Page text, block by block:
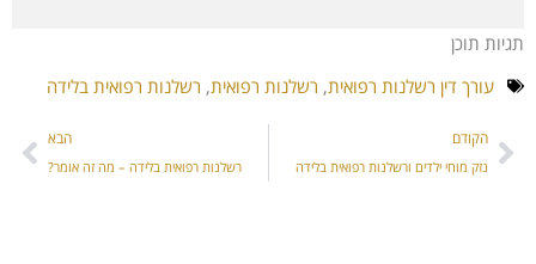
תגיות תוכן
עורך דין רשלנות רפואית, רשלנות רפואית, רשלנות רפואית בלידה
הקודם
נזק מוחי ילדים ורשלנות רפואית בלידה
הבא
רשלנות רפואית בלידה – מה זה אומר?